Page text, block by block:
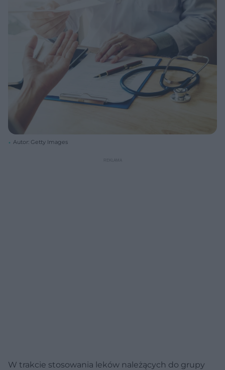
Autor: Getty Images
W trakcie stosowania leków należących do grupy